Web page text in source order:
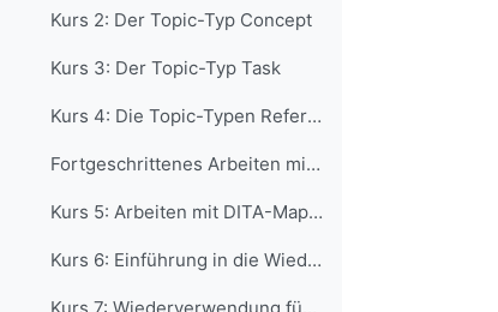
Kurs 2: Der Topic-Typ Concept
Kurs 3: Der Topic-Typ Task
Kurs 4: Die Topic-Typen Reference, Glossary Entry und Glossary Group
Fortgeschrittenes Arbeiten mit DITA
Kurs 5: Arbeiten mit DITA-Maps und Bookmaps
Kurs 6: Einführung in die Wiederverwendung mit DITA